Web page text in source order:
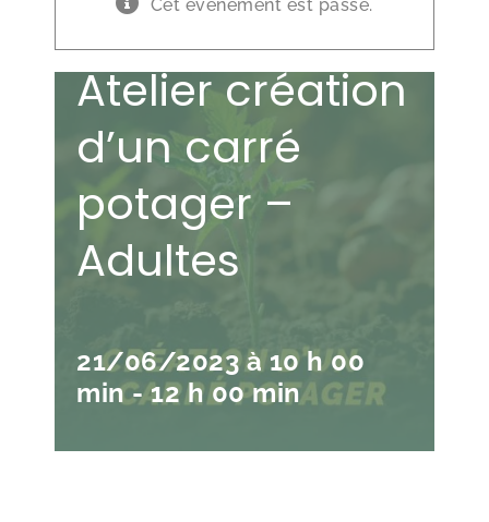
Cet évènement est passé.
Atelier création
d’un carré
potager –
Adultes
21/06/2023 à 10 h 00
min-12 h 00 min